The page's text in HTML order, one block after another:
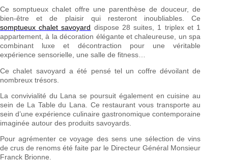
Ce somptueux chalet offre une parenthèse de douceur, de
bien-être et de plaisir qui resteront inoubliables. Ce
somptueux chalet savoyard dispose 28 suites, 1 triplex et 1
appartement, à la décoration élégante et chaleureuse, un spa
combinant luxe et décontraction pour une véritable
expérience sensorielle, une salle de fitness…
Ce chalet savoyard a été pensé tel un coffre dévoilant de
nombreux trésors.
La convivialité du Lana se poursuit également en cuisine au
sein de La Table du Lana. Ce restaurant vous transporte au
sein d’une expérience culinaire gastronomique contemporaine
imaginée autour des produits savoyards.
Pour agrémenter ce voyage des sens une sélection de vins
de crus de renoms été faite par le Directeur Général Monsieur
Franck Brionne.